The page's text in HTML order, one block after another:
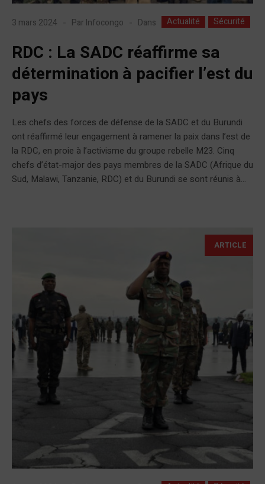
3 mars 2024 Par Infocongo Dans Actualité Sécurité
RDC : La SADC réaffirme sa
détermination à pacifier l’est du
pays
Les chefs des forces de défense de la SADC et du Burundi
ont réaffirmé leur engagement à ramener la paix dans l’est de
la RDC, en proie à l’activisme du groupe rebelle M23. Cinq
chefs d’état-major des pays membres de la SADC (Afrique du
Sud, Malawi, Tanzanie, RDC) et du Burundi se sont réunis à...
ARTICLE